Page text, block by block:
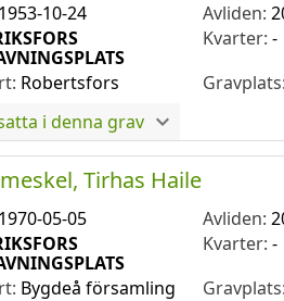
1953-10-24 Avliden:
Kvarter:-
Robertsfors
i denna grav
Tirhas Haile
1970-05-05 Avliden:
Kvarter:-
Bygdeå församling